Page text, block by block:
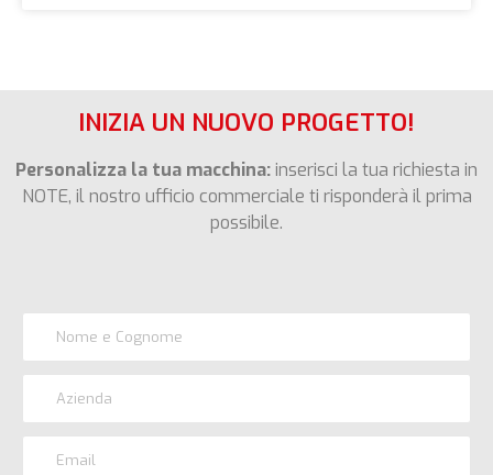
INIZIA UN NUOVO PROGETTO!
Personalizza la tua macchina:inserisci la tua richiesta in
NOTE, il nostro ufficio commerciale ti risponderà il prima
possibile.